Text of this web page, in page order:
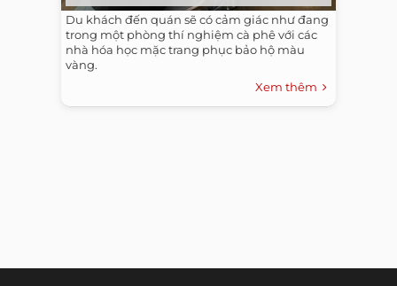
Du khách đến quán sẽ có cảm giác như đang
trong một phòng thí nghiệm cà phê với các
nhà hóa học mặc trang phục bảo hộ màu
vàng.
Xem thêm